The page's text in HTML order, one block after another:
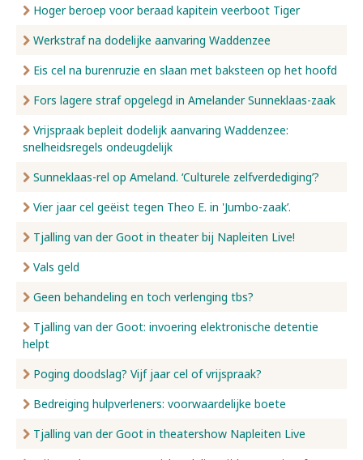
Hoger beroep voor beraad kapitein veerboot Tiger
Werkstraf na dodelijke aanvaring Waddenzee
Eis cel na burenruzie en slaan met baksteen op het hoofd
Fors lagere straf opgelegd in Amelander Sunneklaas-zaak
Vrijspraak bepleit dodelijk aanvaring Waddenzee:
snelheidsregels ondeugdelijk
Sunneklaas-rel op Ameland. ‘Culturele zelfverdediging’?
Vier jaar cel geëist tegen Theo E. in 'Jumbo-zaak’.
Tjalling van der Goot in theater bij Napleiten Live!
Vals geld
Geen behandeling en toch verlenging tbs?
Tjalling van der Goot: invoering elektronische detentie
helpt
Poging doodslag? Vijf jaar cel of vrijspraak?
Bedreiging hulpverleners: voorwaardelijke boete
Tjalling van der Goot in theatershow Napleiten Live